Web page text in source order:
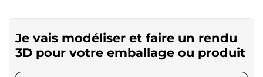
Je vais modéliser et faire un rendu
3D pour votre emballage ou produit